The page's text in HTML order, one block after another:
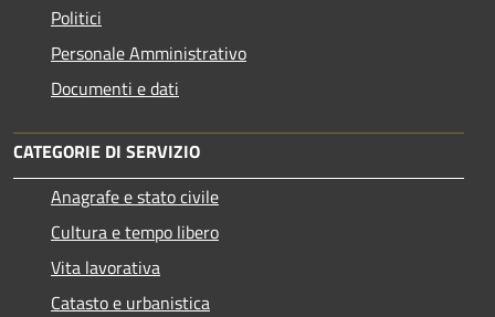
Politici
Personale Amministrativo
Documenti e dati
CATEGORIE DI SERVIZIO
Anagrafe e stato civile
Cultura e tempo libero
Vita lavorativa
Catasto e urbanistica